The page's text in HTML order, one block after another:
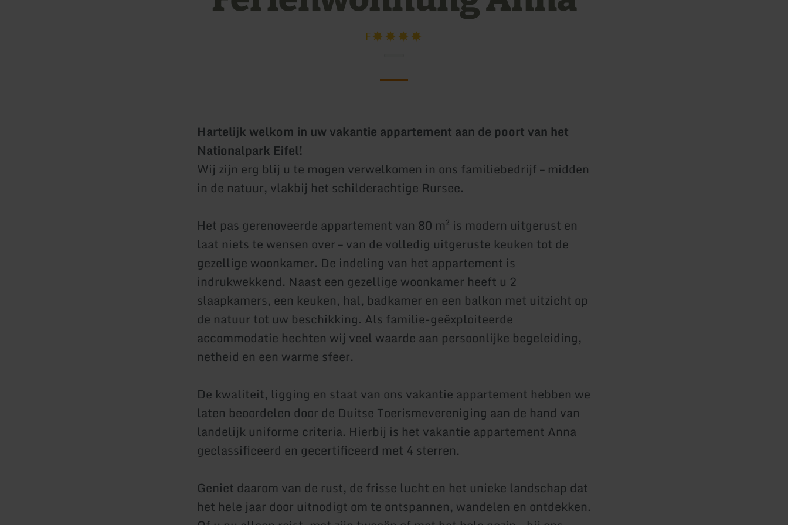
F
Hartelijk welkom in uw vakantie appartement aan de poort van het
Nationalpark Eifel!
Wij zijn erg blij u te mogen verwelkomen in ons familiebedrijf – midden
in de natuur, vlakbij het schilderachtige Rursee.
Het pas gerenoveerde appartement van 80 m² is modern uitgerust en
laat niets te wensen over – van de volledig uitgeruste keuken tot de
gezellige woonkamer. De indeling van het appartement is
indrukwekkend. Naast een gezellige woonkamer heeft u 2
slaapkamers, een keuken, hal, badkamer en een balkon met uitzicht op
de natuur tot uw beschikking. Als familie-geëxploiteerde
accommodatie hechten wij veel waarde aan persoonlijke begeleiding,
netheid en een warme sfeer.
De kwaliteit, ligging en staat van ons vakantie appartement hebben we
laten beoordelen door de Duitse Toerismevereniging aan de hand van
landelijk uniforme criteria. Hierbij is het vakantie appartement Anna
geclassificeerd en gecertificeerd met 4 sterren.
Geniet daarom van de rust, de frisse lucht en het unieke landschap dat
het hele jaar door uitnodigt om te ontspannen, wandelen en ontdekken.